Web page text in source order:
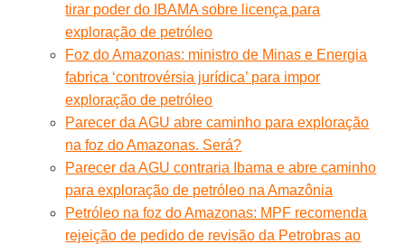
tirar poder do IBAMA sobre licença para
exploração de petróleo
Foz do Amazonas: ministro de Minas e Energia
fabrica ‘controvérsia jurídica’ para impor
exploração de petróleo
Parecer da AGU abre caminho para exploração
na foz do Amazonas. Será?
Parecer da AGU contraria Ibama e abre caminho
para exploração de petróleo na Amazônia
Petróleo na foz do Amazonas: MPF recomenda
rejeição de pedido de revisão da Petrobras ao